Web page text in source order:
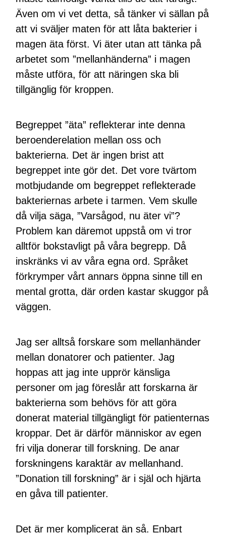
Även om vi vet detta, så tänker vi sällan på
att vi sväljer maten för att låta bakterier i
magen äta först. Vi äter utan att tänka på
arbetet som ”mellanhänderna” i magen
måste utföra, för att näringen ska bli
tillgänglig för kroppen.
Begreppet ”äta” reflekterar inte denna
beroenderelation mellan oss och
bakterierna. Det är ingen brist att
begreppet inte gör det. Det vore tvärtom
motbjudande om begreppet reflekterade
bakteriernas arbete i tarmen. Vem skulle
då vilja säga, ”Varsågod, nu äter vi”?
Problem kan däremot uppstå om vi tror
alltför bokstavligt på våra begrepp. Då
inskränks vi av våra egna ord. Språket
förkrymper vårt annars öppna sinne till en
mental grotta, där orden kastar skuggor på
väggen.
Jag ser alltså forskare som mellanhänder
mellan donatorer och patienter. Jag
hoppas att jag inte upprör känsliga
personer om jag föreslår att forskarna är
bakterierna som behövs för att göra
donerat material tillgängligt för patienternas
kroppar. Det är därför människor av egen
fri vilja donerar till forskning. De anar
forskningens karaktär av mellanhand.
”Donation till forskning” är i själ och hjärta
en gåva till patienter.
Det är mer komplicerat än så. Enbart